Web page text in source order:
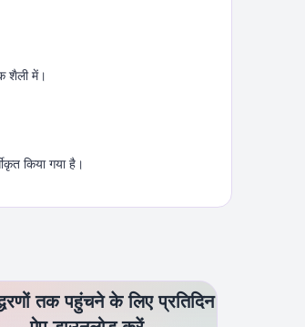
शैली में।
किया गया है।
तक पहुंचने के लिए प्रतिदिन